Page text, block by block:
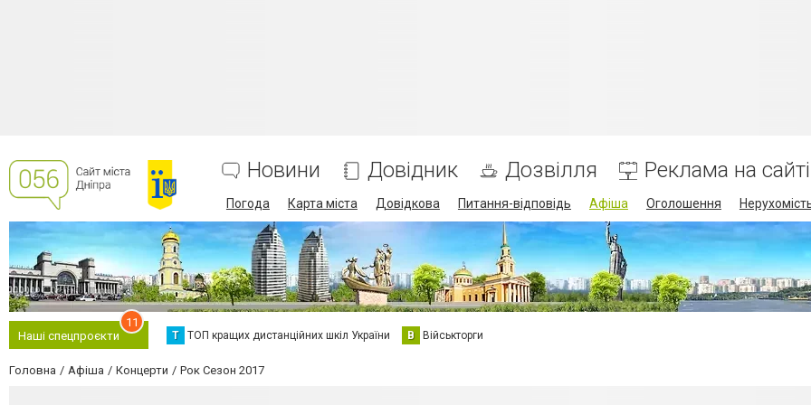
Новини Довідник Дозвілля Реклама на сайті
Погода Карта міста Довідкова Питання-відповідь Афіша Оголошення
Наші спецпроєкти
11
Т ТОП кращих дистанційних шкіл України В Військторги
Головна Афіша Концерти Рок Сезон 2017